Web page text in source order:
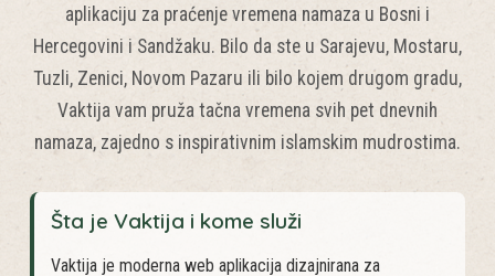
Dobrodošli na BUHARA Vaktiju – vašu pouzdanu web
aplikaciju za praćenje vremena namaza u Bosni i
Hercegovini i Sandžaku. Bilo da ste u Sarajevu, Mostaru,
Tuzli, Zenici, Novom Pazaru ili bilo kojem drugom gradu,
Vaktija vam pruža tačna vremena svih pet dnevnih
namaza, zajedno s inspirativnim islamskim mudrostima.
Šta je Vaktija i kome služi